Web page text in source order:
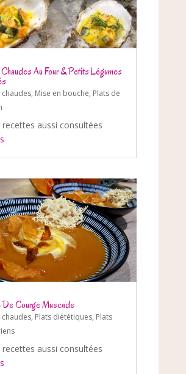
Au Four & Petits Légumes
chaudes, Mise en bouche, Plats de
recettes aussi consultées
De Courge Muscade
chaudes, Plats diététiques, Plats
recettes aussi consultées